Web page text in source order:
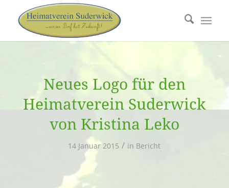
Neues Logo für den
Heimatverein Suderwick
von Kristina Leko
14 Januar 2015 / in Bericht